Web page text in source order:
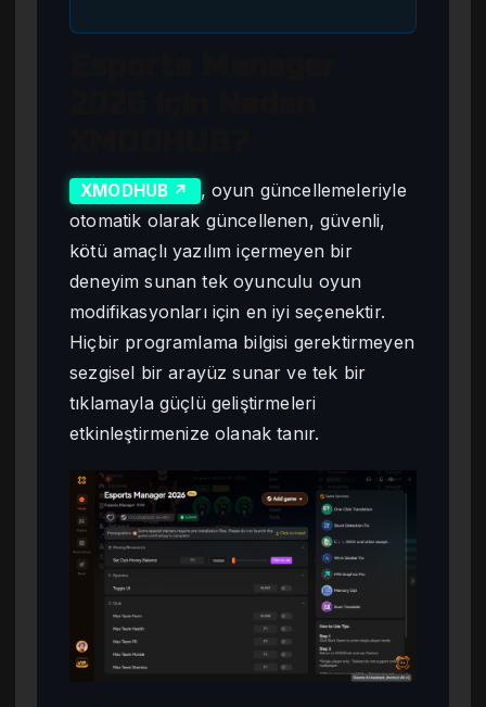
XMODHUB ↗
, oyun güncellemeleriyle
otomatik olarak güncellenen, güvenli,
kötü amaçlı yazılım içermeyen bir
deneyim sunan tek oyunculu oyun
modifikasyonları için en iyi seçenektir.
Hiçbir programlama bilgisi gerektirmeyen
sezgisel bir arayüz sunar ve tek bir
tıklamayla güçlü geliştirmeleri
etkinleştirmenize olanak tanır.